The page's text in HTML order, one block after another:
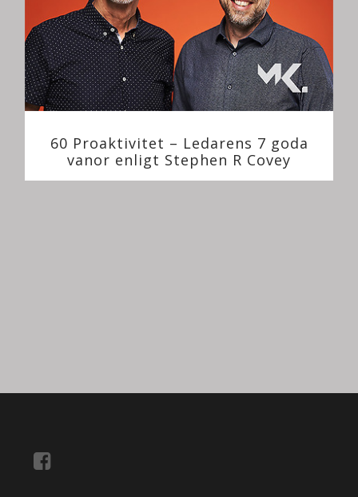
60 Proaktivitet – Ledarens 7 goda
vanor enligt Stephen R Covey